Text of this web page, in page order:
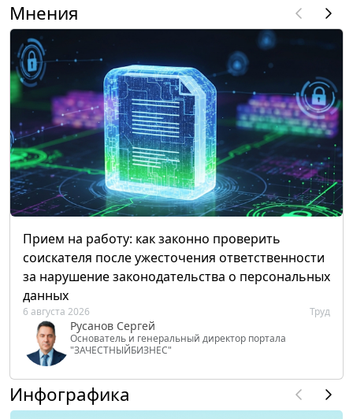
Мнения
Прием на работу: как законно проверить
соискателя после ужесточения ответственности
за нарушение законодательства о персональных
данных
6 августа 2026 Труд
Русанов Сергей
Основатель и генеральный директор портала
"ЗАЧЕСТНЫЙБИЗНЕС"
Инфографика